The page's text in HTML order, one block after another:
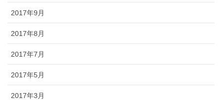
2017年9月
2017年8月
2017年7月
2017年5月
2017年3月